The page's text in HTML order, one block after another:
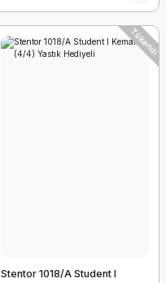
Tükendi
Stentor 1018/A Student I